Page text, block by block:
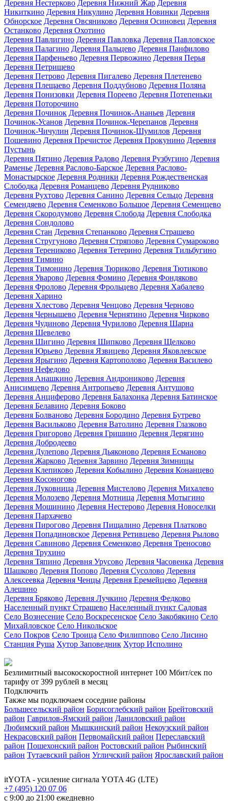
Деревня Нестерково Деревня Нижний Жар Деревня
Никиткино Деревня Никулино Деревня Новинки Деревня
Обнорское Деревня Овсяниково Деревня Осиновец Деревня
Останково Деревня Охотино
Деревня Павлигино Деревня Павловка Деревня Павловское
Деревня Палагино Деревня Пальцево Деревня Панфилово
Деревня Парфеньево Деревня Первожино Деревня Перья
Деревня Петрищево
Деревня Петрово Деревня Пигалево Деревня Плетенево
Деревня Плещаево Деревня Поддубново Деревня Поляна
Деревня Понизовки Деревня Пореево Деревня Потепеньки
Деревня Поторочино
Деревня Починок Деревня Починок-Ананьев Деревня
Починок-Усанов Деревня Починок-Черепанов Деревня
Починок-Чичулин Деревня Починок-Шумилов Деревня
Пошевино Деревня Пречистое Деревня Прокунино Деревня
Пустынь
Деревня Пятино Деревня Радово Деревня Рузбугино Деревня
Раменье Деревня Раслово-Барское Деревня Раслово-
Монастырское Деревня Родники Деревня Рождественская
Слободка Деревня Романцево Деревня Рудниково
Деревня Рухтово Деревня Санино Деревня Сельцо Деревня
Семендяево Деревня Семенково Большое Деревня Семенцево
Деревня Скородумово Деревня Слобода Деревня Слободка
Деревня Сондолово
Деревня Стан Деревня Степанково Деревня Страшево
Деревня Стругуново Деревня Стряпово Деревня Сумароково
Деревня Терениково Деревня Тетерино Деревня Тильбугино
Деревня Тимино
Деревня Тимонино Деревня Тюриково Деревня Тютиково
Деревня Уварово Деревня Фомино Деревня Фондяково
Деревня Фролово Деревня Фрольцево Деревня Хабалево
Деревня Харино
Деревня Хлестово Деревня Ченцово Деревня Черново
Деревня Чернышево Деревня Чернятино Деревня Чирково
Деревня Чудиново Деревня Чурилово Деревня Шарна
Деревня Шевелево
Деревня Шигино Деревня Шипково Деревня Щелково
Деревня Юрьево Деревня Язвицево Деревня Яковлевское
Деревня Ярыгино Деревня Картополово Деревня Василево
Деревня Нефедово
Деревня Анашкино Деревня Андрониково Деревня
Анисимцево Деревня Антропьево Деревня Антушово
Деревня Анциферово Деревня Балахонка Деревня Батинское
Деревня Белавино Деревня Боково
Деревня Болваново Деревня Бородино Деревня Бутрево
Деревня Васильково Деревня Ватолино Деревня Глазково
Деревня Григорово Деревня Гришино Деревня Дерягино
Деревня Добродеево
Деревня Дулепово Деревня Дьяконово Деревня Есманово
Деревня Жарково Деревня Зарвино Деревня Зимницы
Деревня Клепиково Деревня Кобылино Деревня Конанцево
Деревня Косоногово
Деревня Луковница Деревня Мистелово Деревня Михалево
Деревня Молозево Деревня Мотница Деревня Мотыгино
Деревня Мошинино Деревня Нестерово Деревня Новоселки
Деревня Пархачево
Деревня Пирогово Деревня Пищалино Деревня Платково
Деревня Попадиновское Деревня Ретивцево Деревня Рылово
Деревня Савиново Деревня Семенково Деревня Треносово
Деревня Трухино
Деревня Тяпино Деревня Урусово Деревня Часовенка Деревня
Шашково Деревня Попово Деревня Сусолово Деревня
Алексеевка Деревня Ченцы Деревня Еремейцево Деревня
Алешино
Деревня Бряково Деревня Лучкино Деревня Федково
Населенный пункт Страшево Населенный пункт Садовая
Село Вознесение Село Воскресенское Село Закобякино Село
Михайловское Село Никольское
Село Покров Село Троица Село Филиппово Село Лисино
Станция Руша Хутор Заповедник Хутор Исполино
Безлимитный высокоскоростной интернет 100 Мбит/сек по
тарифу от 399 рублей в месяц
Подключить
Также мы подключаем соседние районы
Большесельский район Борисоглебский район Брейтовский
район Гаврилов-Ямский район Даниловский район
Любимский район Мышкинский район Некоузский район
Некрасовский район Первомайский район Переславский
район Пошехонский район Ростовский район Рыбинский
район Тутаевский район Угличский район Ярославский район
itYOTA - усиление сигнала YOTA 4G (LTE)
+7 (495) 120 07 06
с 9:00 до 21:00 ежедневно